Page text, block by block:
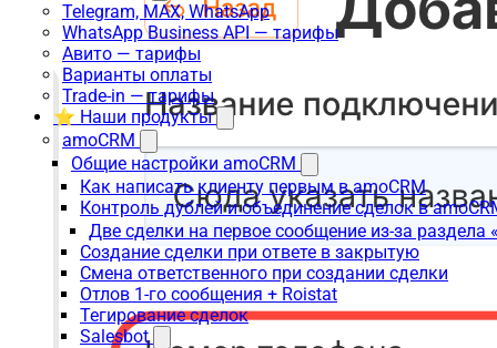
Telegram, MAX, WhatsApp
WhatsApp Business API — тарифы
Авито — тарифы
Варианты оплаты
Trade-in — тарифы
⭐ Наши продукты
amoCRM
Общие настройки amoCRM
Как написать клиенту первым в amoCRM
Контроль дублей и объединение сделок в
Две сделки на первое сообщение из-за раздела
Создание сделки при ответе в закрытую
Смена ответственного при создании сделки
Отлов 1-го сообщения + Roistat
Тегирование сделок
Salesbot